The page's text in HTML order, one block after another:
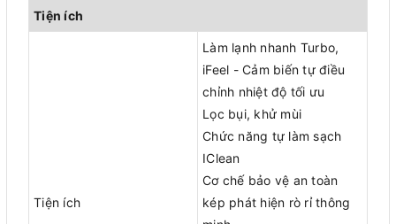
Tiện ích
Tiện ích
Làm lạnh nhanh Turbo,
iFeel - Cảm biến tự điều
chỉnh nhiệt độ tối ưu
Lọc bụi, khử mùi
Chức năng tự làm sạch
IClean
Cơ chế bảo vệ an toàn
kép phát hiện rò rỉ thông